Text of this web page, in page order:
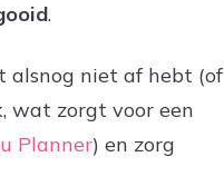
.
alsnog niet af hebt (of
wat zorgt voor een
Planner) en zorg